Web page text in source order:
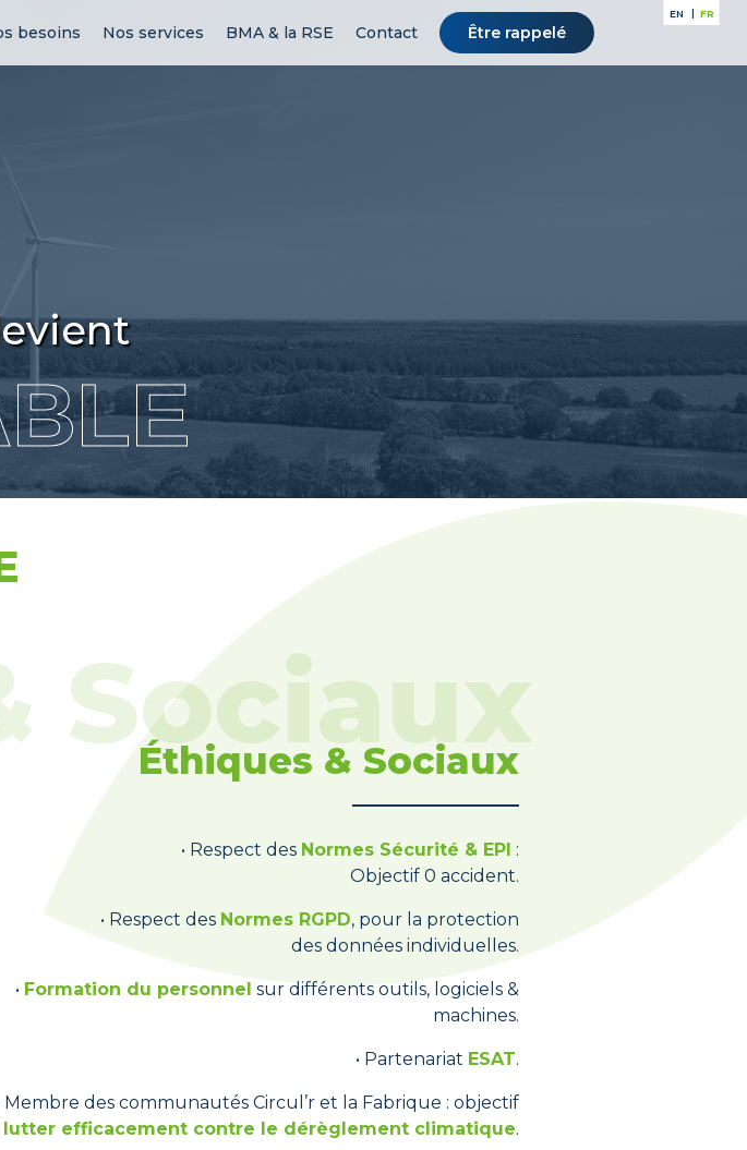
besoins Nos services BMA & la RSE Contact Être rappelé
EN FR
Éthiques & Sociaux
• Respect des Normes Sécurité & EPI :
Objectif 0 accident.
• Respect des Normes RGPD, pour la protection
des données individuelles.
• Formation du personnel sur différents outils, logiciels &
machines.
• Partenariat ESAT.
Membre des communautés Circul’r et la Fabrique : objectif
lutter efficacement contre le dérèglement climatique.